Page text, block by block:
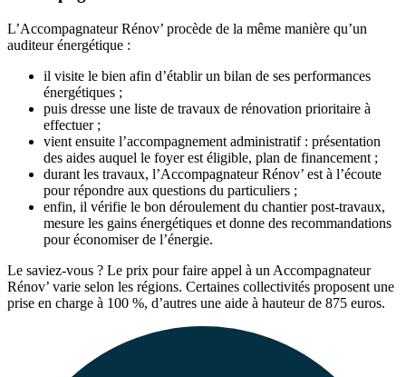
L’Accompagnateur Rénov’ procède de la même manière qu’un
auditeur énergétique :
il visite le bien afin d’établir un bilan de ses performances
énergétiques ;
puis dresse une liste de travaux de rénovation prioritaire à
effectuer ;
vient ensuite l’accompagnement administratif : présentation
des aides auquel le foyer est éligible, plan de financement ;
durant les travaux, l’Accompagnateur Rénov’ est à l’écoute
pour répondre aux questions du particuliers ;
enfin, il vérifie le bon déroulement du chantier post-travaux,
mesure les gains énergétiques et donne des recommandations
pour économiser de l’énergie.
Le saviez-vous ? Le prix pour faire appel à un Accompagnateur
Rénov’ varie selon les régions. Certaines collectivités proposent une
prise en charge à 100 %, d’autres une aide à hauteur de 875 euros.